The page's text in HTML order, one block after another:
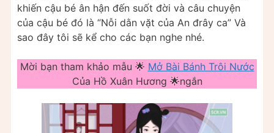
khiến cậu bé ân hận đến suốt đời và câu chuyện
của cậu bé đó là “Nỗi dằn vặt của An đrây ca” Và
sao đây tôi sẽ kể cho các bạn nghe nhé.
Mời bạn tham khảo mẫu 🌟 Mở Bài Bánh Trôi Nước
Của Hồ Xuân Hương 🌟ngắn